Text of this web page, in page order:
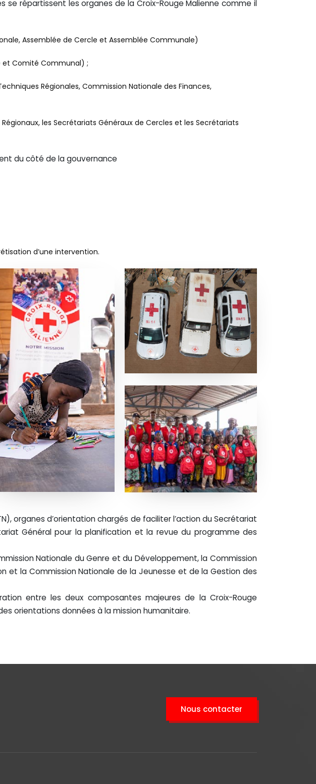
se répartissent les organes de la Croix-Rouge Malienne comme il
Assemblée de Cercle et Assemblée Communale)
et Comité Communal) ;
Régionales, Commission Nationale des Finances,
les Secrétariats Généraux de Cercles et les Secrétariats
du côté de la gouvernance
d’une intervention.
organes d’orientation chargés de faciliter l’action du Secrétariat
Général pour la planification et la revue du programme des
Nationale du Genre et du Développement, la Commission
et la Commission Nationale de la Jeunesse et de la Gestion des
entre les deux composantes majeures de la Croix-Rouge
orientations données à la mission humanitaire.
Nous contacter